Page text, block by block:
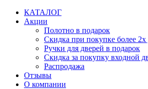
Перейти
содержимому
КАТАЛОГ
Акции
Полотно в подарок
Скидка при покупке более 2х
Ручки для дверей в подарок
Скидка за покупку входной
Распродажа
Отзывы
О компании